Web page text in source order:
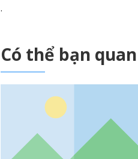
.
Có thể bạn